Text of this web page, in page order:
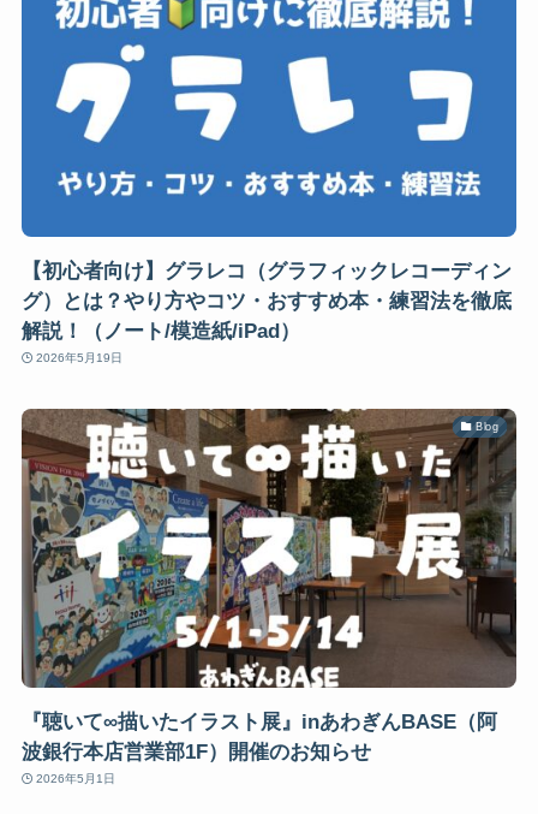
【初心者向け】グラレコ（グラフィックレコーディン
グ）とは？やり方やコツ・おすすめ本・練習法を徹底
解説！（ノート/模造紙/iPad）
2026年5月19日
Blog
『聴いて∞描いたイラスト展』inあわぎんBASE（阿
波銀行本店営業部1F）開催のお知らせ
2026年5月1日